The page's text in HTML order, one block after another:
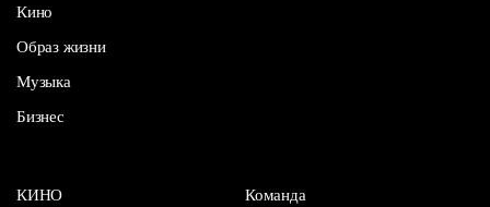
Кино
Образ жизни
Музыка
Бизнес
КИНО
Команда